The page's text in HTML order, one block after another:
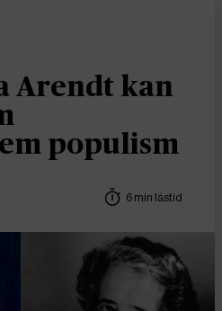
Arendt kan
populism
6 min lästid